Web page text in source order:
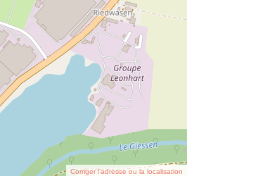
Corriger l’adresse ou la localisation